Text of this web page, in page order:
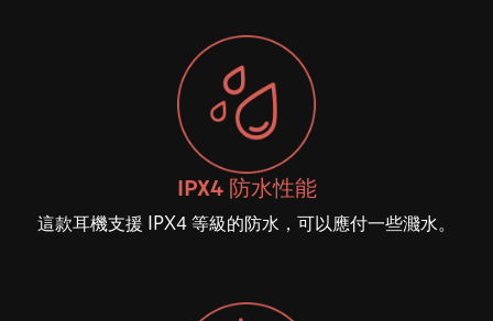
IPX4 防水性能
這款耳機支援 IPX4 等級的防水，可以應付一些濺水。